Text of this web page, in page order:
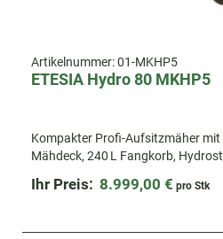
Artikelnummer:01-MKHP5
ETESIA Hydro 80 MKHP5
Kompakter Profi-Auf­sitzmäher
Mähdeck, 240 L Fangkorb,
Ihr Preis: 8.999,00 € pro Stk